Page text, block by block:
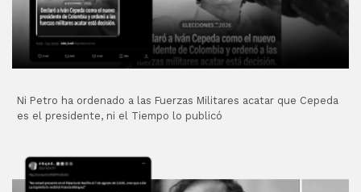
Ni Petro ha ordenado a las Fuerzas Militares acatar que Cepeda
es el presidente, ni el Tiempo lo publicó